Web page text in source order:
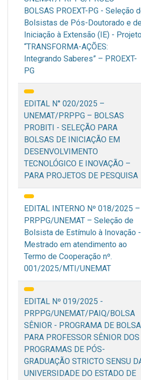
BOLSAS PROEXT-PG - Seleção
Bolsistas de Pós-Doutorado e
Iniciação à Extensão (IE) -
“TRANSFORMA-AÇÕES:
Integrando Saberes” – PROEXT-
PG
EDITAL N° 020/2025 –
UNEMAT/PRPPG – BOLSAS
PROBITI - SELEÇÃO PARA
BOLSAS DE INICIAÇÃO EM
DESENVOLVIMENTO
TECNOLÓGICO E INOVAÇÃO –
PARA PROJETOS DE PESQUISA
EDITAL INTERNO Nº 018/2025 –
PRPPG/UNEMAT – Seleção de
Bolsista de Estímulo à Inovação -
Mestrado em atendimento ao
Termo de Cooperação nº.
001/2025/MTI/UNEMAT
EDITAL Nº 019/2025 -
PRPPG/UNEMAT/PAIQ/BOLSA
SÊNIOR - PROGRAMA DE BOLSA
PARA PROFESSOR SÊNIOR DOS
PROGRAMAS DE PÓS-
GRADUAÇÃO STRICTO SENSU
UNIVERSIDADE DO ESTADO DE